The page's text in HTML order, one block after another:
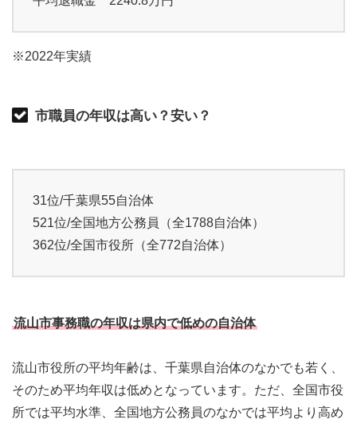
※2022年実績
市職員の年収は高い？安い？
31位/千葉県55自治体
521位/全国地方公務員（全1788自治体）
362位/全国市役所（全772自治体）
流山市事務職の年収は県内で低めの自治体
流山市役所の平均年齢は、千葉県自治体のなかでも若く、
そのため平均年収は低めとなっています。ただ、全国市役
所では平均水準、全国地方公務員のなかでは平均より高め